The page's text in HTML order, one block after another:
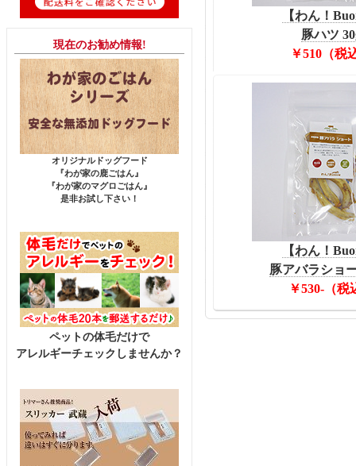
【わん！
豚ハツ
￥510（税
【わん！
豚アバラショ
￥530-（税
現在のお勧め情報!
オリジナルドッグフード
『わが家の鹿ごはん』
『わが家のマグロごはん』
是非お試し下さい！
ペットの体毛だけで
アレルギーチェックしませんか？